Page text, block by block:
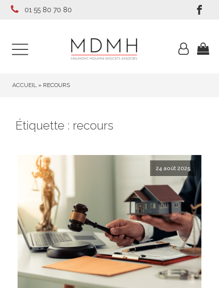
01 55 80 70 80
ACCUEIL » RECOURS
Étiquette : recours
24 août 2025